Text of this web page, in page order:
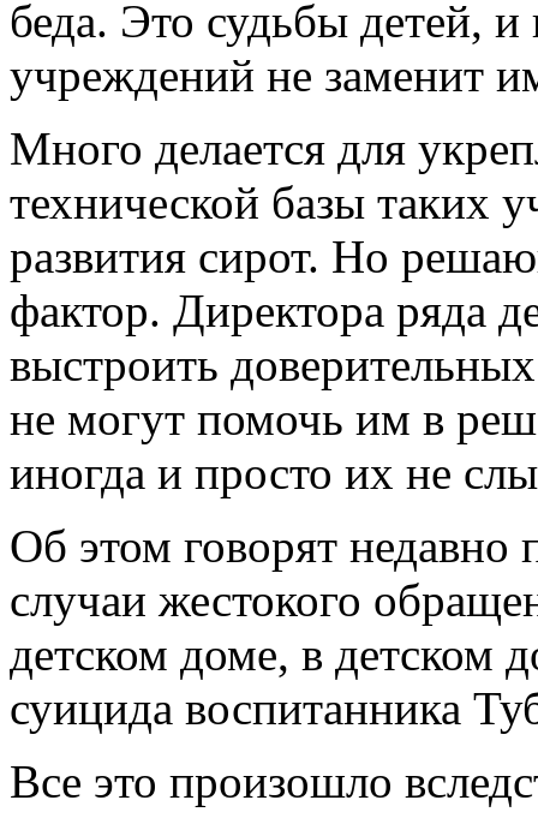
беда. Это судьбы детей,
учреждений не заменит
Много делается для
технической базы таких
развития сирот. Но
фактор. Директора ряда
выстроить
не могут помочь им в
иногда и просто их не
Об этом говорят
случаи жестокого
детском доме, в детском
суицида воспитанника
Все это произошло